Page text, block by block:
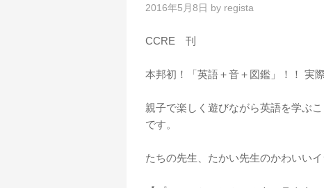
2016年5月8日 by regista
CCRE 刊
本邦初！「英語＋音＋図鑑」！！ 実
親子で楽しく遊びながら英語を学ぶ
です。
たちの先生、たかい先生のかわいい